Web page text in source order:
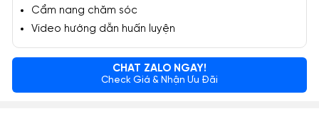
Cẩm nang chăm sóc
Video hướng dẫn huấn luyện
CHAT ZALO NGAY!
Check Giá & Nhận Ưu Đãi